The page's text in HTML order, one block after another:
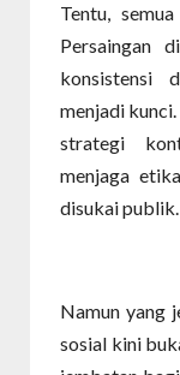
Tentu,
Persaingan
konsistensi
menjadi
strategi
menjaga
disukai publik.
Namun yang
sosial kini